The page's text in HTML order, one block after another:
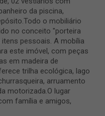
da piscina,
o mobiliário
no conceito "porteira
pessoais. A mobília
este imóvel, com peças
em madeira de
trilha ecológica, lago
arruamento
motorizada.O lugar
família e amigos,